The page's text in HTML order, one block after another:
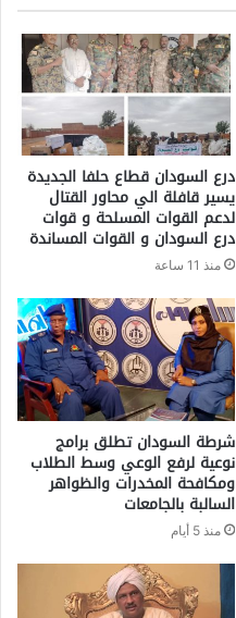
درع السودان قطاع حلفا الجديدة
يسير قافلة الي محاور القتال
لدعم القوات المسلحة و قوات
درع السودان و القوات المساندة
منذ 11 ساعة
شرطة السودان تطلق برامج
نوعية لرفع الوعي وسط الطلاب
ومكافحة المخدرات والظواهر
السالبة بالجامعات
منذ 5 أيام